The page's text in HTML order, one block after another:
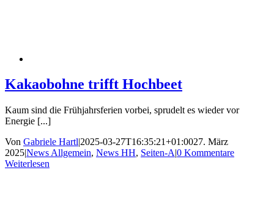
Kakaobohne trifft Hochbeet
Kaum sind die Frühjahrsferien vorbei, sprudelt es wieder vor
Energie [...]
Von Gabriele Hartl|2025-03-27T16:35:21+01:0027. März
2025|News Allgemein, News HH, Seiten-A|0 Kommentare
Weiterlesen